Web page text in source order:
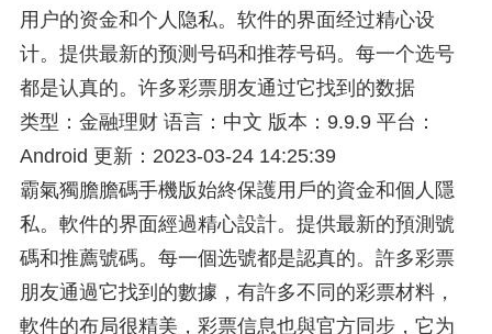
用户的资金和个人隐私。软件的界面经过精心设
计。提供最新的预测号码和推荐号码。每一个选号
都是认真的。许多彩票朋友通过它找到的数据
类型：金融理财 语言：中文 版本：9.9.9 平台：
Android 更新：2023-03-24 14:25:39
霸氣獨膽膽碼手機版始終保護用戶的資金和個人隱
私。軟件的界面經過精心設計。提供最新的預測號
碼和推薦號碼。每一個选號都是認真的。許多彩票
朋友通過它找到的數據，有許多不同的彩票材料，
軟件的布局很精美，彩票信息也與官方同步，它为